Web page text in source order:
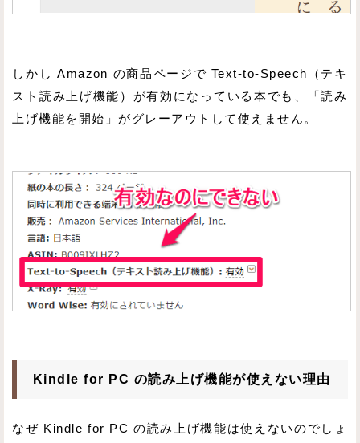
しかし Amazon の商品ページで Text-to-Speech（テキ
スト読み上げ機能）が有効になっている本でも、「読み
上げ機能を開始」がグレーアウトして使えません。
Kindle for PC の読み上げ機能が使えない理由
なぜ Kindle for PC の読み上げ機能は使えないのでしょ